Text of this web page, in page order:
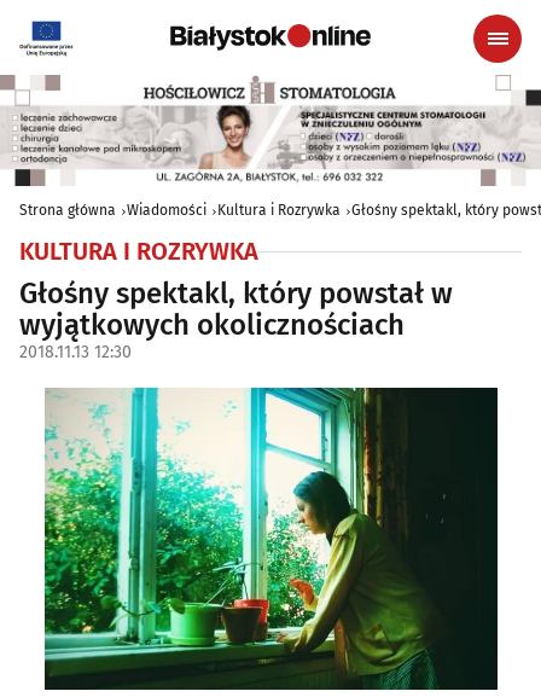
Strona główna Wiadomości Kultura i Rozrywka Głośny spektakl, który
KULTURA I ROZRYWKA
Głośny spektakl, który powstał w
wyjątkowych okolicznościach
2018.11.13 12:30